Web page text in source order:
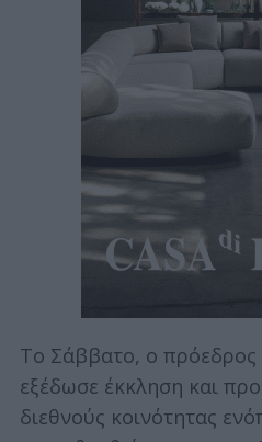
Το Σάββατο, ο πρόεδρος
εξέδωσε έκκληση και
διεθνούς κοινότητας